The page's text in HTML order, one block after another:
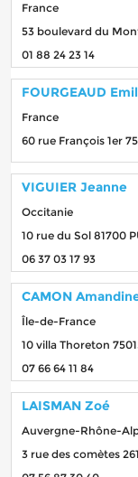
France
53 boulevard du
01 88 24 23 14
FOURGEAUD
France
60 rue François 1er
VIGUIER Jeanne
Occitanie
10 rue du Sol 81700
06 37 03 17 93
CAMON
Île-de-France
10 villa Thoreton
07 66 64 11 84
LAISMAN Zoé
Auvergne-Rhône-
3 rue des comètes